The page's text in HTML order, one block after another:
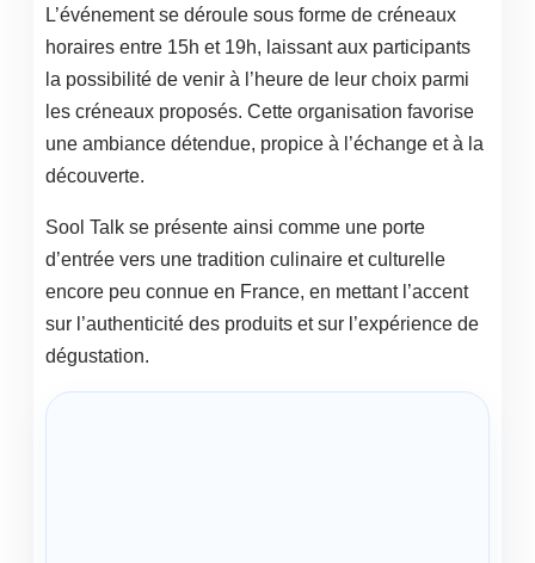
L’événement se déroule sous forme de créneaux
horaires entre 15h et 19h, laissant aux participants
la possibilité de venir à l’heure de leur choix parmi
les créneaux proposés. Cette organisation favorise
une ambiance détendue, propice à l’échange et à la
découverte.
Sool Talk se présente ainsi comme une porte
d’entrée vers une tradition culinaire et culturelle
encore peu connue en France, en mettant l’accent
sur l’authenticité des produits et sur l’expérience de
dégustation.